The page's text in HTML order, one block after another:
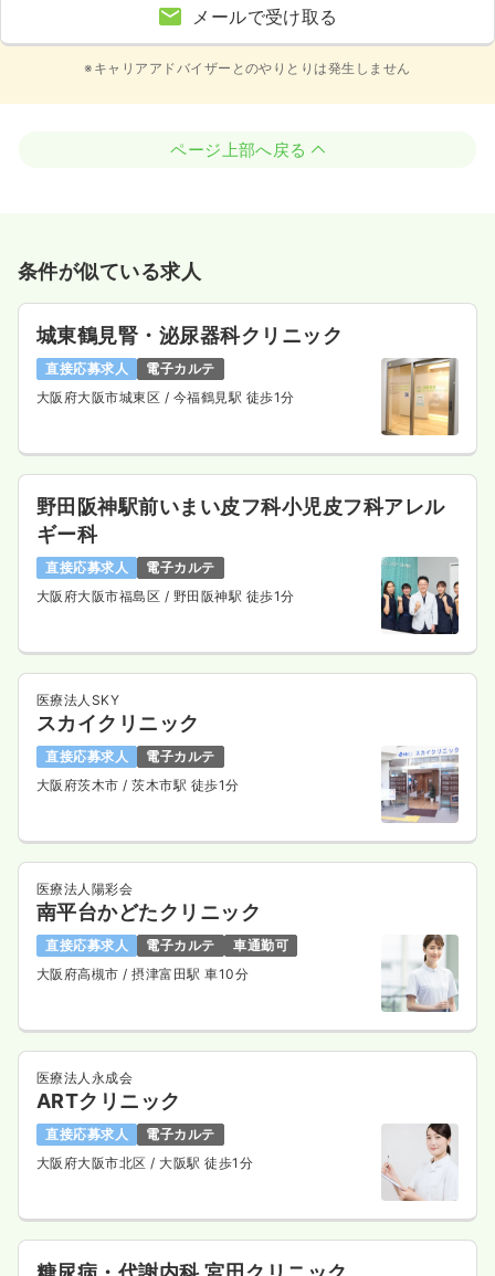
メールで受け取る
※キャリアアドバイザーとのやりとりは発生しません
ページ上部へ戻る
条件が似ている求人
城東鶴見腎・泌尿器科クリニック
直接応募求人
電子カルテ
大阪府大阪市城東区 / 今福鶴見駅 徒歩1分
野田阪神駅前いまい皮フ科小児皮フ科アレル
ギー科
直接応募求人
電子カルテ
大阪府大阪市福島区 / 野田阪神駅 徒歩1分
医療法人SKY
スカイクリニック
直接応募求人
電子カルテ
大阪府茨木市/ 茨木市駅 徒歩1分
医療法人陽彩会
南平台かどたクリニック
直接応募求人 電子カルテ
車通勤可
大阪府高槻市/ 摂津富田駅 車10分
医療法人永成会
ARTクリニック
直接応募求人
電子カルテ
大阪府大阪市北区/ 大阪駅 徒歩1分